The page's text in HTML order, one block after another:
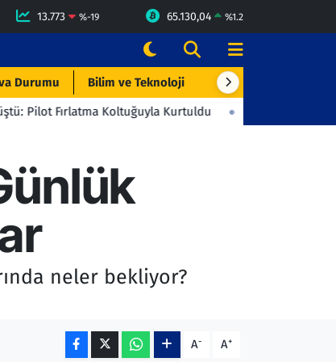
13.773 %-19 65.130,04 %1.2
Durumu Bilim ve Teknoloji Çevre & Doğa
Koltuğuyla Kurtuldu 23:06Beşiktaş'tan
neler bekliyor?
A- A+